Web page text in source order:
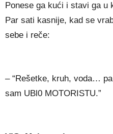
Ponese ga kući i stavi ga u
Par sati kasnije, kad se
sebe i reče:
– “Rešetke, kruh, voda…
sam UBl0 MOTORISTU.”